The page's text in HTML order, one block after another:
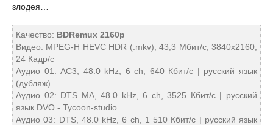
злодея…
Качество: BDRemux 2160p
Видео: MPEG-H HEVC HDR (.mkv), 43,3 Мбит/с, 3840x2160,
24 Кадр/с
Аудио 01: AC3, 48.0 kHz, 6 ch, 640 Кбит/с | русский язык
(дубляж)
Аудио 02: DTS MA, 48.0 kHz, 6 ch, 3525 Кбит/с | русский
язык DVO - Tycoon-studio
Аудио 03: DTS, 48.0 kHz, 6 ch, 1 510 Кбит/с | русский язык